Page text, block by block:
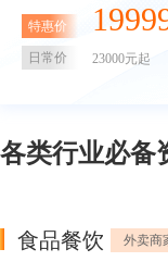
特惠价
日常价 23000元起
各类行业必备
食品餐饮 外卖商